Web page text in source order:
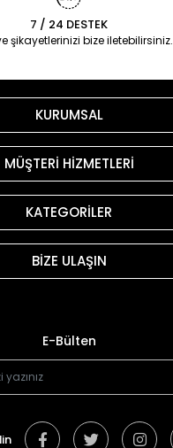
7 / 24 DESTEK
şikayetlerinizi bize iletebilirsiniz.
KURUMSAL
MÜŞTERİ HİZMETLERİ
KATEGORİLER
BİZE ULAŞIN
E-Bülten